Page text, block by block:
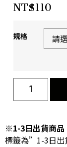
NT$110
規格
※1-3日出貨商品
標籤為”1-3日出